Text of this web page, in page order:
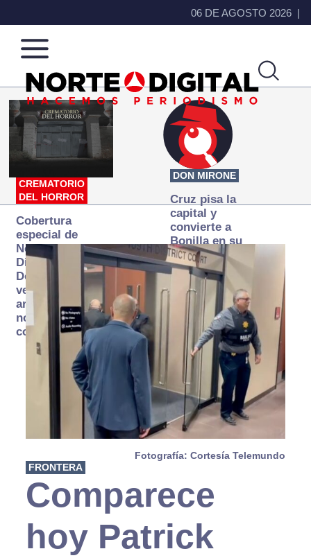
06 DE AGOSTO 2026
Norte
de
Ciudad
Más
que
noticias,
hacemos periodismo
CREMATORIO
DEL HORROR
Cobertura
especial de
Norte
Digital:
Donde la
verdad
arde… pero
no se
consume
DON MIRONE
Cruz pisa la
capital y
convierte a
Bonilla en su
primer blanco
Fotografía: Cortesía Telemundo
FRONTERA
Comparece
hoy Patrick